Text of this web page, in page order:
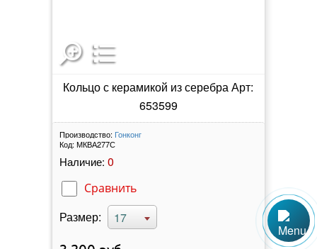
Кольцо с керамикой из серебра Арт:
653599
Производство: Гонконг
Код: МКВА277С
Наличие: 0
Сравнить
Размер: 17